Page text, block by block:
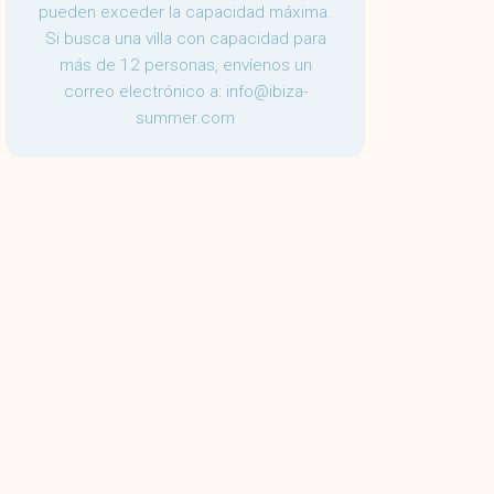
pueden exceder la capacidad máxima.
Si busca una villa con capacidad para
más de 12 personas, envíenos un
correo electrónico a: info@ibiza-
summer.com